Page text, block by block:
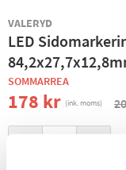
VALERYD
LED
SOMMARREA
178 kr (ink. moms)
+